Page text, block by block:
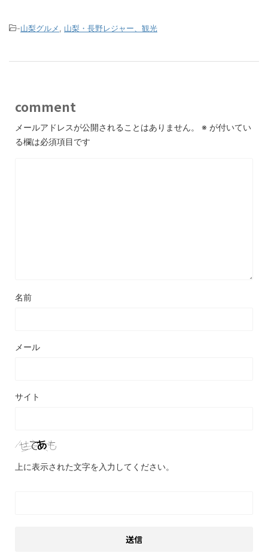
-山梨グルメ 山梨・長野レジャー、観光
comment
メールアドレスが公開されることはありません。 ※ が付いてい
る欄は必須項目です
名前
メール
サイト
上に表示された文字を入力してください。